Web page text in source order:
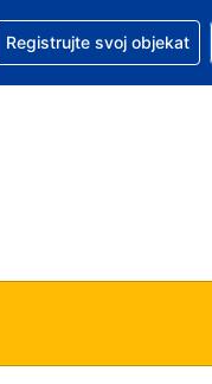
valuta je
Vaš trenutni jezik je
pomoć u vezi
Registrujte svoj objekat